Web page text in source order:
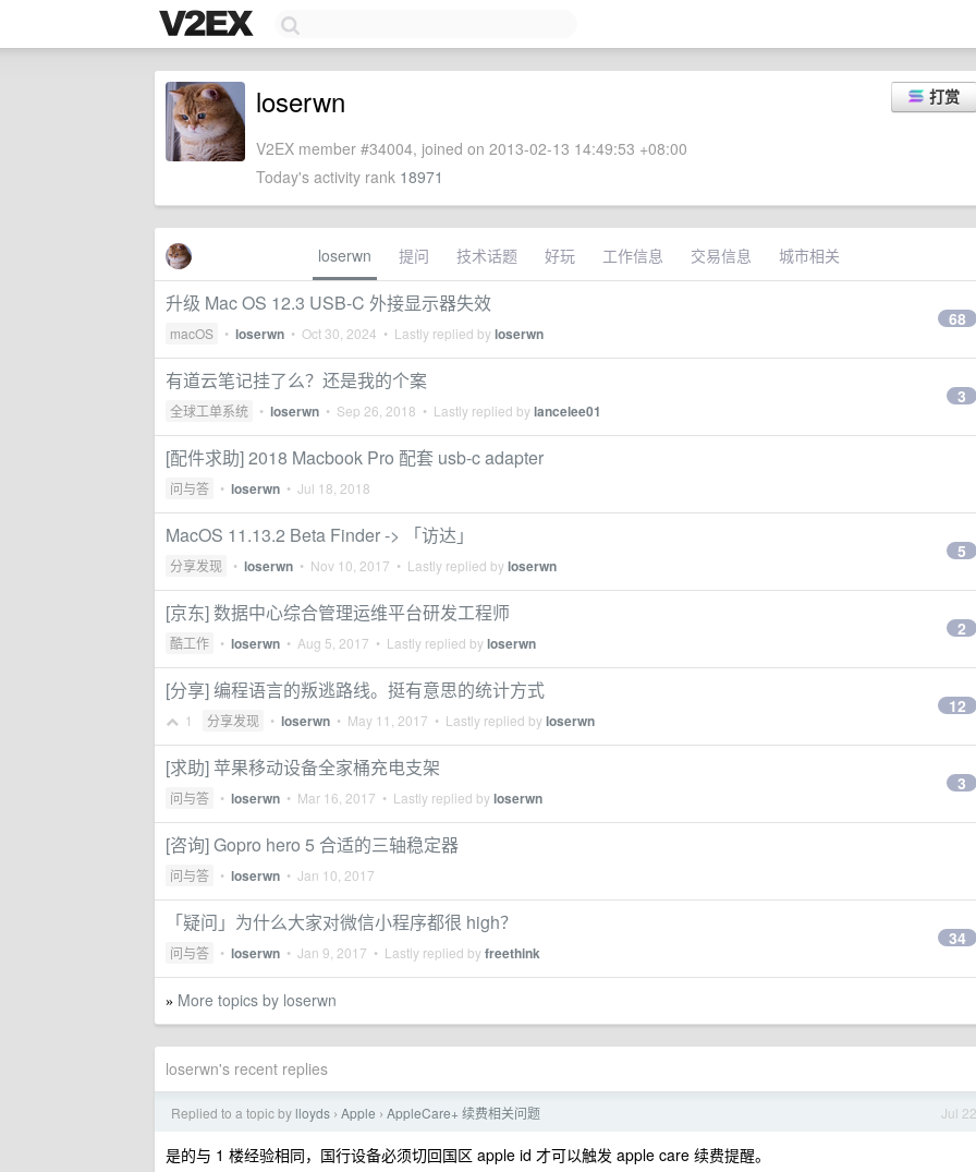
打赏
loserwn
V2EX member #34004, joined on 2013-02-13 14:49:53 +08:00
Today's activity rank 18971
loserwn 提问 技术话题 好玩 工作信息 交易信息 城市相关
升级 Mac OS 12.3 USB-C 外接显示器失效
macOS • loserwn • Oct 30, 2024 • Lastly replied byloserwn
68
有道云笔记挂了么？还是我的个案
全球工单系统 • loserwn • Sep 26, 2018 • Lastly replied bylancelee01
3
[配件求助] 2018 Macbook Pro 配套 usb-c adapter
问与答 • loserwn • Jul 18, 2018
MacOS 11.13.2 Beta Finder -> 「访达」
分享发现 • loserwn • Nov 10, 2017 • Lastly replied byloserwn
5
[京东] 数据中心综合管理运维平台研发工程师
酷工作 • loserwn • Aug 5, 2017 • Lastly replied byloserwn
2
[分享] 编程语言的叛逃路线。挺有意思的统计方式
1 分享发现 • loserwn • May 11, 2017 • Lastly replied byloserwn
12
[求助] 苹果移动设备全家桶充电支架
问与答 • loserwn • Mar 16, 2017 • Lastly replied byloserwn
3
[咨询] Gopro hero 5 合适的三轴稳定器
问与答 • loserwn • Jan 10, 2017
「疑问」为什么大家对微信小程序都很 high？
问与答 • loserwn • Jan 9, 2017 • Lastly replied byfreethink
34
» More topics by loserwn
loserwn's recent replies
Jul 22
Replied to a topic by lloyds › Apple › AppleCare+ 续费相关问题
是的与 1 楼经验相同，国行设备必须切回国区 apple id 才可以触发 apple care 续费提醒。